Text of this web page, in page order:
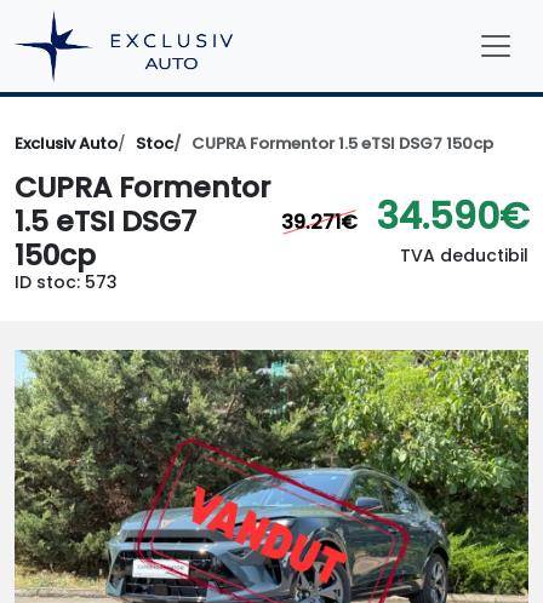
Exclusiv Auto Stoc CUPRA Formentor 1.5 eTSI DSG7 150cp
CUPRA Formentor
1.5 eTSI DSG7
150cp
ID stoc: 573
39.271€ 34.590€
TVA deductibil